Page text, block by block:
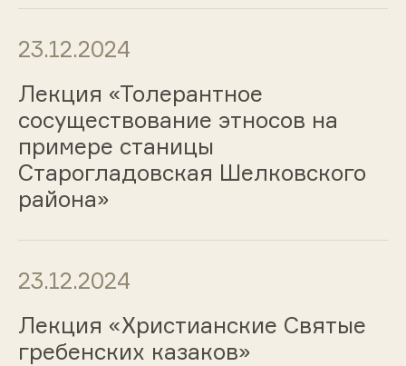
23.12.2024
Лекция «Толерантное
сосуществование этносов на
примере станицы
Старогладовская Шелковского
района»
23.12.2024
Лекция «Христианские Святые
гребенских казаков»